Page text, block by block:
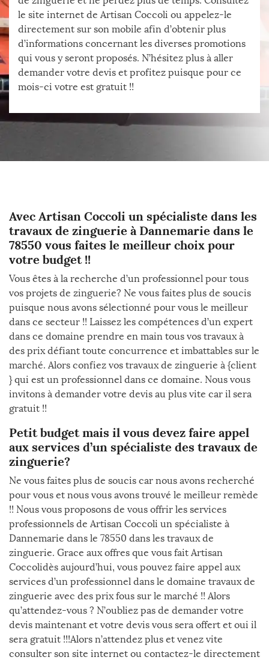
le site internet de Artisan Coccoli ou appelez-le
directement sur son mobile afin d’obtenir plus
d’informations concernant les diverses promotions
qui vous y seront proposés. N’hésitez plus à aller
demander votre devis et profitez puisque pour ce
mois-ci votre est gratuit !!
Avec Artisan Coccoli un spécialiste dans les
travaux de zinguerie à Dannemarie dans le
78550 vous faites le meilleur choix pour
votre budget !!
Vous êtes à la recherche d’un professionnel pour tous
vos projets de zinguerie? Ne vous faites plus de soucis
puisque nous avons sélectionné pour vous le meilleur
dans ce secteur !! Laissez les compétences d’un expert
dans ce domaine prendre en main tous vos travaux à
des prix défiant toute concurrence et imbattables sur le
marché. Alors confiez vos travaux de zinguerie à {client
} qui est un professionnel dans ce domaine. Nous vous
invitons à demander votre devis au plus vite car il sera
gratuit !!
Petit budget mais il vous devez faire appel
aux services d’un spécialiste des travaux de
zinguerie?
Ne vous faites plus de soucis car nous avons recherché
pour vous et nous vous avons trouvé le meilleur remède
!! Nous vous proposons de vous offrir les services
professionnels de Artisan Coccoli un spécialiste à
Dannemarie dans le 78550 dans les travaux de
zinguerie. Grace aux offres que vous fait Artisan
Coccolidès aujourd’hui, vous pouvez faire appel aux
services d’un professionnel dans le domaine travaux de
zinguerie avec des prix fous sur le marché !! Alors
qu’attendez-vous ? N’oubliez pas de demander votre
devis maintenant et votre devis vous sera offert et oui il
sera gratuit !!!Alors n’attendez plus et venez vite
consulter son site internet ou contactez-le directement